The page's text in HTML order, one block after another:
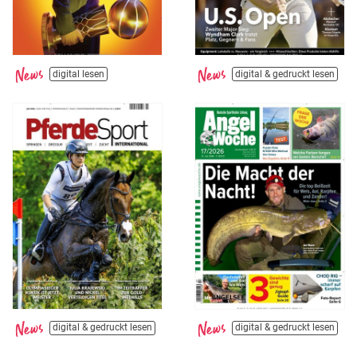
digital lesen digital & gedruckt lesen
digital & gedruckt lesen digital & gedruckt lesen